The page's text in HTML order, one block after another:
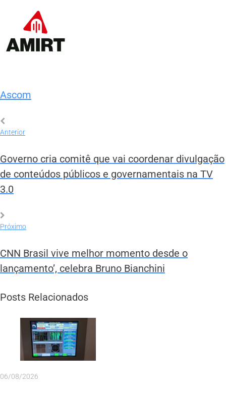
Ascom
Anterior
Governo cria comitê que vai coordenar divulgação
de conteúdos públicos e governamentais na TV
3.0
Próximo
CNN Brasil vive melhor momento desde o
lançamento’, celebra Bruno Bianchini
Posts Relacionados
06/08/2026